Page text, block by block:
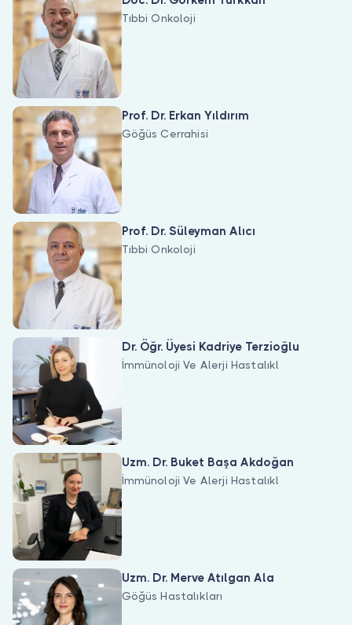
Tıbbi Onkoloji
Prof. Dr. Erkan Yıldırım
Göğüs Cerrahisi
Prof. Dr. Süleyman Alıcı
Tıbbi Onkoloji
Dr. Öğr. Üyesi Kadriye Terzioğlu
İmmünoloji Ve Alerji Hastalıkl
Uzm. Dr. Buket Başa Akdoğan
İmmünoloji Ve Alerji Hastalıkl
Uzm. Dr. Merve Atılgan Ala
Göğüs Hastalıkları